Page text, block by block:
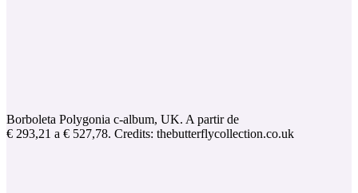
Borboleta Polygonia c-album, UK. A partir de
€ 293,21 a € 527,78. Credits: thebutterflycollection.co.uk